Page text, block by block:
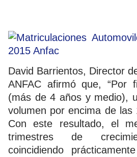
David Barrientos, Director
ANFAC afirmó que, “Por
(más de 4 años y medio),
volumen por encima de las
Con este resultado, el
trimestres de
coincidiendo